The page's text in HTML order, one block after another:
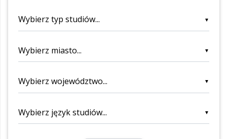
▼
▼
▼
▼